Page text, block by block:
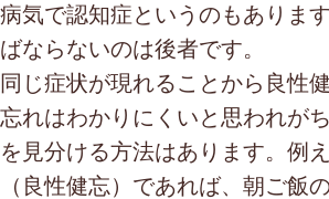
病気で認知症というのもありま
ばならないのは後者です。
同じ症状が現れることから良性
忘れはわかりにくいと思われが
を見分ける方法はあります。例
（良性健忘）であれば、朝ご飯